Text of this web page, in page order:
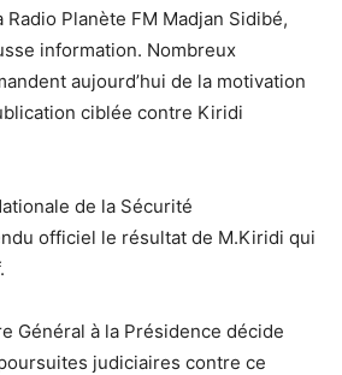
Radio Planète FM Madjan Sidibé,
information. Nombreux
aujourd’hui de la motivation
ciblée contre Kiridi
de la Sécurité
officiel le résultat de M.Kiridi qui
Général à la Présidence décide
judiciaires contre ce